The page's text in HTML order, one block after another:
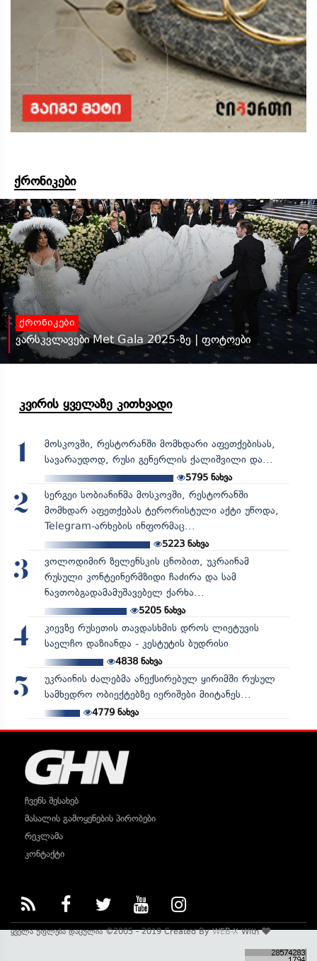
ქრონიკები
ქრონიკები
ვარსკვლავები Met Gala 2025-ზე | ფოტოები
კვირის ყველაზე კითხვადი
1
მოსკოვში, რესტორანში მომხდარი აფეთქებისას,
სავარაუდოდ, რუსი გენერლის ქალიშვილი და...
5795 ნახვა
2
სერგეი სობიანინმა მოსკოვში, რესტორანში
მომხდარ აფეთქებას ტერორისტული აქტი უწოდა,
Telegram-არხების ინფორმაც...
5223ნახვა
3
ვოლოდიმირ ზელენსკის ცნობით, უკრაინამ
რუსული კონტეინერმზიდი ჩაძირა და სამ
ნავთობგადამამუშავებელ ქარხა...
5205ნახვა
4
კიევზე რუსეთის თავდასხმის დროს ლიეტუვის
საელჩო დაზიანდა - კესტუტის ბუდრისი
4838ნახვა
5
უკრაინის ძალებმა ანექსირებულ ყირიმში რუსულ
სამხედრო ობიექტებზე იერიშები მიიტანეს...
4779ნახვა
ჩვენს შესახებ
მასალის გამოყენების პირობები
რეკლამა
კონტაქტი
ყველა უფლება დაცულია ©2005 - 2019 Created ByWEB-XWith